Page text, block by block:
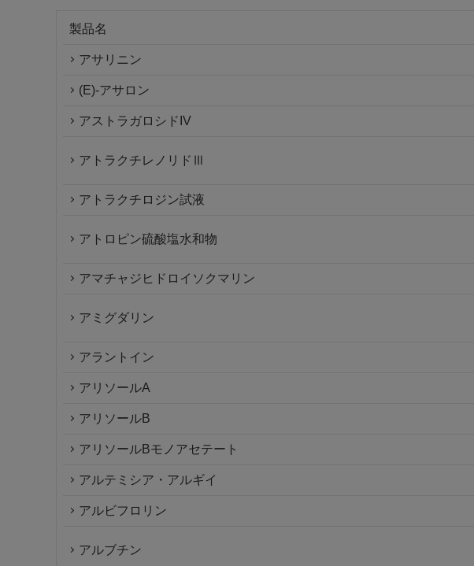
製品名
アサリニン
(E)-アサロン
アストラガロシドIV
アトラクチレノリドⅢ
アトラクチロジン試液
アトロピン硫酸塩水和物
アマチャジヒドロイソクマリン
アミグダリン
アラントイン
アリソールA
アリソールB
アリソールBモノアセテート
アルテミシア・アルギイ
アルビフロリン
アルブチン